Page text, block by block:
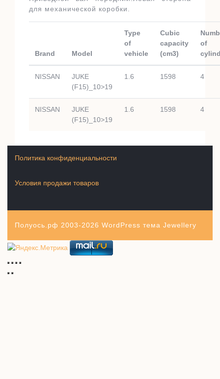
для механической коробки.
Brand Model
Type
of
vehicle
Cubic
capacity
(cm3)
of
NISSAN
JUKE
(F15)_10>19
1.6 1598 4
NISSAN
JUKE
(F15)_10>19
1.6 1598 4
Условия продажи товаров
Политика конфиденциальности
Полуось.рф 2003-2026 WordPress тема Jewellery